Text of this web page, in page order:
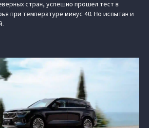
стран, успешно прошел тест в
при температуре минус 40. Но испытан и